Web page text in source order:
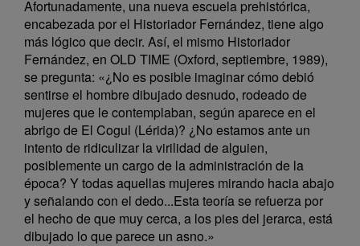
Afortunadamente, una nueva escuela prehistórica,
encabezada por el Historiador Fernández, tiene algo
más lógico que decir. Así, el mismo Historiador
Fernández, en OLD TIME (Oxford, septiembre, 1989),
se pregunta: «¿No es posible imaginar cómo debió
sentirse el hombre dibujado desnudo, rodeado de
mujeres que le contemplaban, según aparece en el
abrigo de El Cogul (Lérida)? ¿No estamos ante un
intento de ridiculizar la virilidad de alguien,
posiblemente un cargo de la administración de la
época? Y todas aquellas mujeres mirando hacia abajo
y señalando con el dedo...Esta teoría se refuerza por
el hecho de que muy cerca, a los pies del jerarca, está
dibujado lo que parece un asno.»